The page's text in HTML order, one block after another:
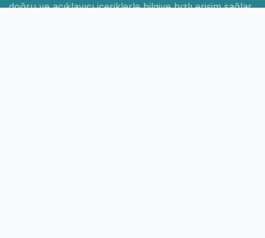
doğru ve açıklayıcı içeriklerle bilgiye hızlı erişim sağlar.